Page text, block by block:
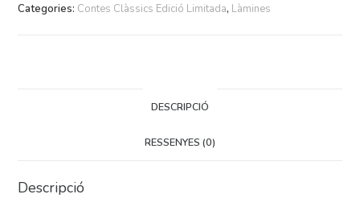
Categories: Contes Clàssics Edició Limitada, Làmines
DESCRIPCIÓ
RESSENYES (0)
Descripció